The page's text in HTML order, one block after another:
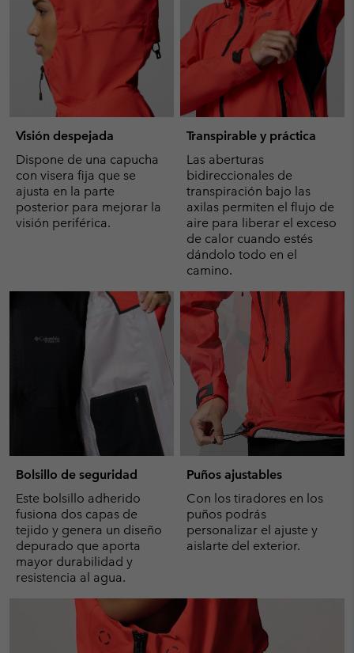
Visión despejada
Dispone de una capucha
con visera fija que se
ajusta en la parte
posterior para mejorar la
visión periférica.
Transpirable y práctica
Las aberturas
bidireccionales de
transpiración bajo las
axilas permiten el flujo de
aire para liberar el exceso
de calor cuando estés
dándolo todo en el
camino.
Bolsillo de seguridad
Este bolsillo adherido
fusiona dos capas de
tejido y genera un diseño
depurado que aporta
mayor durabilidad y
resistencia al agua.
Puños ajustables
Con los tiradores en los
puños podrás
personalizar el ajuste y
aislarte del exterior.